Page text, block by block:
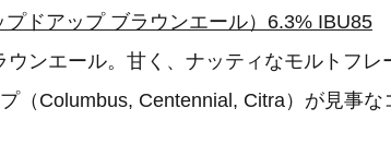
ドアップ ブラウンエール）6.3% IBU85
ンエール。甘く、ナッティなモルトフレ
（Columbus, Centennial, Citra）が見事な